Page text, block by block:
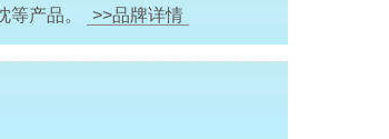
等产品。 >>品牌详情